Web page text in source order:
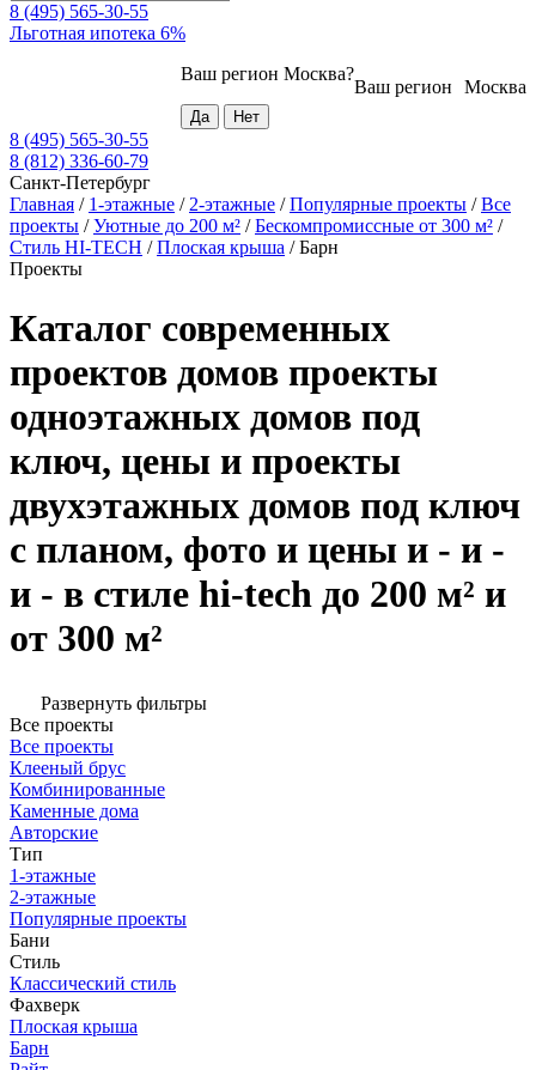
8 (495) 565-30-55
Льготная ипотека 6%
Москва
Ваш регион
Ваш регион Москва?
8 (495) 565-30-55
8 (812) 336-60-79
Санкт-Петербург
Главная / 1-этажные / 2-этажные /Популярные проекты /Все
проекты /Уютные до 200 м² /Бескомпромиссные от 300 м² /
Стиль HI-TECH /Плоская крыша /Барн
Проекты
Каталог современных
проектов домов проекты
одноэтажных домов под
ключ, цены и проекты
двухэтажных домов под ключ
с планом, фото и цены и - и -
и - в стиле hi-tech до 200 м² и
от 300 м²
Развернуть фильтры
Все проекты
Все проекты
Клееный брус
Комбинированные
Каменные дома
Авторские
Тип
1-этажные
2-этажные
Популярные проекты
Бани
Стиль
Классический стиль
Фахверк
Плоская крыша
Барн